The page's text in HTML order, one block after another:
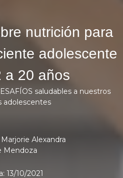
nutrición para
adolescente
a 20 años
saludables a nuestros
adolescentes
Alexandra
Mendoza
13/10/2021